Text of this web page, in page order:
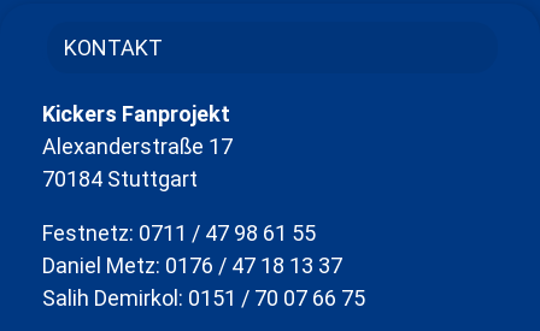
KONTAKT
Kickers Fanprojekt
Alexanderstraße 17
70184 Stuttgart
Festnetz: 0711 / 47 98 61 55
Daniel Metz: 0176 / 47 18 13 37
Salih Demirkol: 0151 / 70 07 66 75